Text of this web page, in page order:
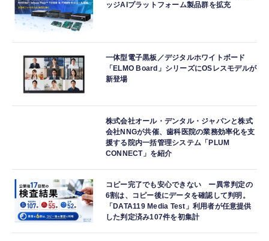
ッジAIプラットフォーム製品群を拡充
一体型電子黒板／デジタルホワイトボード
「ELMO Board」シリーズにOSレスモデルが
新登場
株式会社オール・デンタル・ジャパンと株式
会社NNGが共催、歯科医院の業務効率化を支
援する院内一括管理システム「PLUM
CONNECT」を紹介
コピー完了でも安心できない ー異常判定の
6割は、コピー後にデータを確認して判明。
「DATA119 Media Test」利用者が任意提供
した判定済み107件を初集計